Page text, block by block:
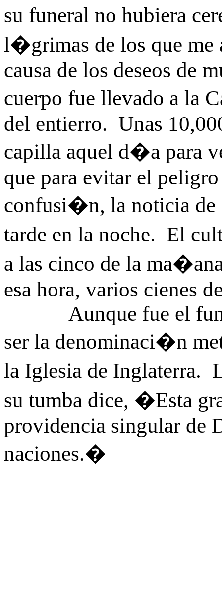
su funeral no hubiera
l�grimas de los que
causa de los deseos de
cuerpo fue llevado a la
del entierro. Unas
capilla aquel d�a para
que para evitar el
confusi�n, la noticia de
tarde en la noche. El
a las cinco de la
esa hora, varios cienes
Aunque fue el
ser la denominaci�n
la Iglesia de Inglaterra.
su tumba dice, �Esta
providencia singular de
naciones.�